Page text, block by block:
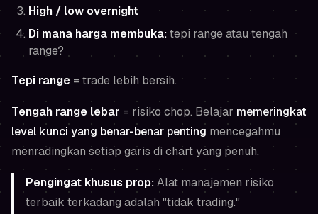
High / low overnight
Di mana harga membuka:tepi range atau tengah
range?
Tepi range = trade lebih bersih.
Tengah range lebar = risiko chop. Belajar memeringkat
level kunci yang benar-benar penting mencegahmu
menradingkan setiap garis di chart yang penuh.
Pengingat khusus prop:Alat manajemen risiko
terbaik terkadang adalah "tidak trading."